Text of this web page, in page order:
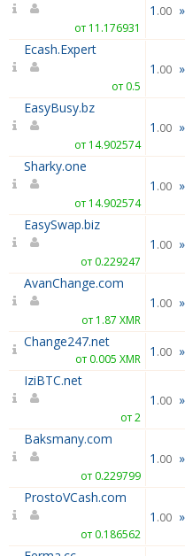
от 11.176931
1 .00 »
Ecash.Expert
от 0.5
1 .00 »
EasyBusy.bz
от 14.902574
1 .00 »
Sharky.one
от 14.902574
1 .00 »
EasySwap.biz
от 0.229247
1 .00 »
AvanChange.com
от 1.87 XMR
1 .00 »
Change247.net
от 0.005 XMR 1 .00 »
IziBTC.net
от 2
1 .00 »
Baksmany.com
от 0.229799
1 .00 »
ProstoVCash.com
от 0.186562
1 .00 »